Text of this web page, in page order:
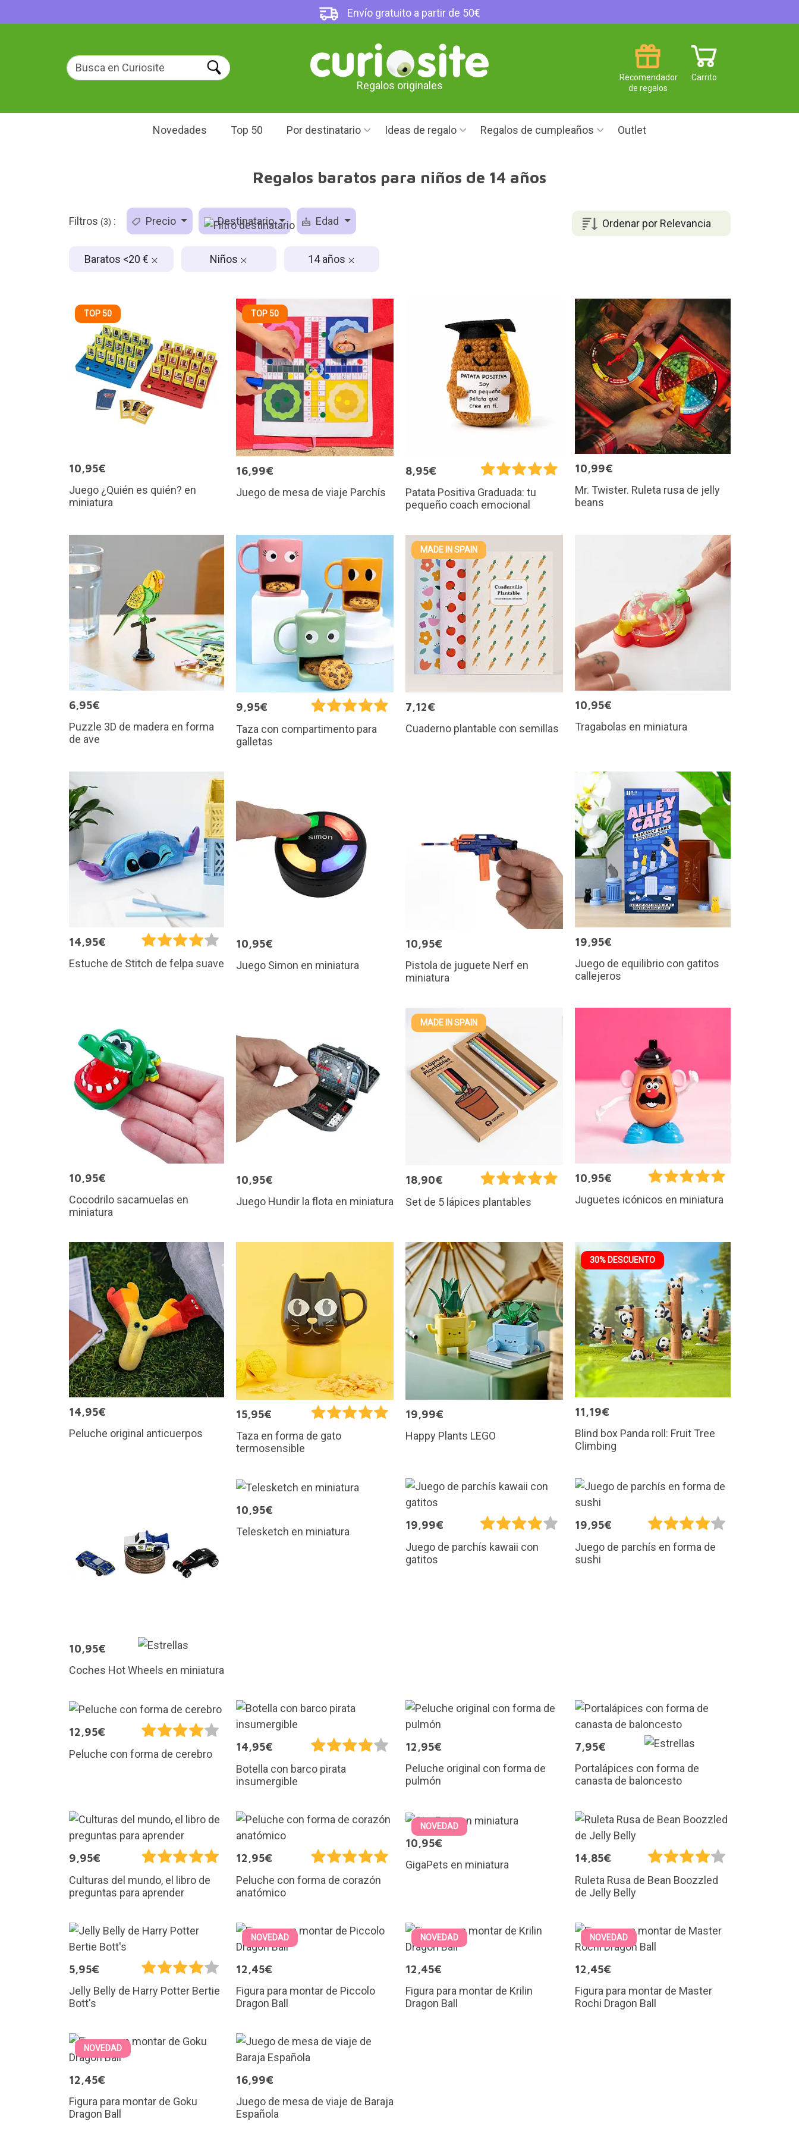
Envío gratuito a partir de 50€
Regalos originales
Carrito
Recomendador
de regalos
Novedades Top 50 Por destinatario Ideas de regalo Regalos de cumpleaños Outlet
Regalos baratos para niños de 14 años
Ordenar por Relevancia
Filtros (3) : Precio Destinatario Edad
Baratos <20 € Niños 14 años
TOP 50
10,95€
Juego ¿Quién es quién? en
miniatura
TOP 50
16,99€
Juego de mesa de viaje Parchís
8,95€
Patata Positiva Graduada: tu
pequeño coach emocional
10,99€
Mr. Twister. Ruleta rusa de jelly
beans
6,95€
Puzzle 3D de madera en forma
de ave
9,95€
Taza con compartimento para
galletas
MADE IN SPAIN
7,12€
Cuaderno plantable con semillas
10,95€
Tragabolas en miniatura
14,95€
Estuche de Stitch de felpa suave
10,95€
Juego Simon en miniatura
10,95€
Pistola de juguete Nerf en
miniatura
19,95€
Juego de equilibrio con gatitos
callejeros
10,95€
Cocodrilo sacamuelas en
miniatura
10,95€
Juego Hundir la flota en miniatura
MADE IN SPAIN
18,90€
Set de 5 lápices plantables
10,95€
Juguetes icónicos en miniatura
14,95€
Peluche original anticuerpos
15,95€
Taza en forma de gato
termosensible
19,99€
Happy Plants LEGO
30% DESCUENTO
11,19€
Blind box Panda roll: Fruit Tree
Climbing
10,95€
Coches Hot Wheels en miniatura
10,95€
Telesketch en miniatura
19,99€
Juego de parchís kawaii con
gatitos
19,95€
Juego de parchís en forma de
sushi
12,95€
Peluche con forma de cerebro
14,95€
Botella con barco pirata
insumergible
12,95€
Peluche original con forma de
pulmón
7,95€
Portalápices con forma de
canasta de baloncesto
9,95€
Culturas del mundo, el libro de
preguntas para aprender
12,95€
Peluche con forma de corazón
anatómico
NOVEDAD
10,95€
GigaPets en miniatura
14,85€
Ruleta Rusa de Bean Boozzled
de Jelly Belly
5,95€
Jelly Belly de Harry Potter Bertie
Bott's
NOVEDAD
12,45€
Figura para montar de Piccolo
Dragon Ball
NOVEDAD
12,45€
Figura para montar de Krilin
Dragon Ball
NOVEDAD
12,45€
Figura para montar de Master
Rochi Dragon Ball
NOVEDAD
12,45€
Figura para montar de Goku
Dragon Ball
16,99€
Juego de mesa de viaje de Baraja
Española